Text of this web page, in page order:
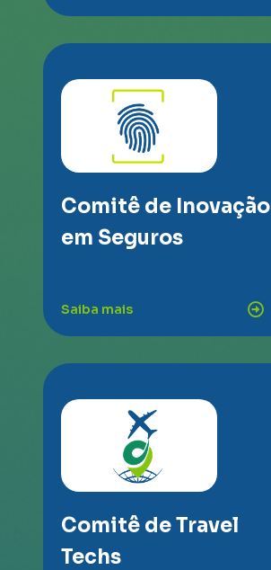
Comitê de Inovação
em Seguros
Saiba mais
Comitê de Travel
Techs